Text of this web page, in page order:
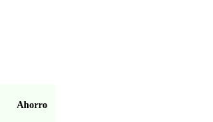
Ahorro